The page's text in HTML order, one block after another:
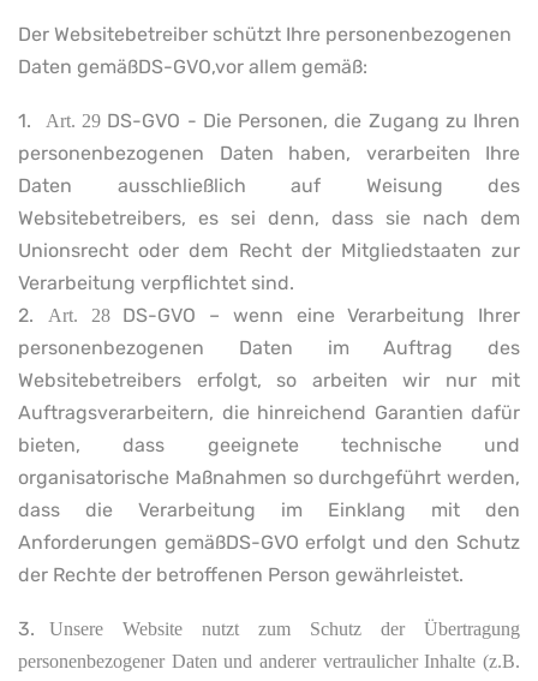
Der Websitebetreiber schützt Ihre personenbezogenen
Daten gemäßDS-GVO,vor allem gemäß:
1. Art. 29 DS-GVO - Die Personen, die Zugang zu Ihren
personenbezogenen Daten haben, verarbeiten Ihre
Daten ausschließlich auf Weisung des
Websitebetreibers, es sei denn, dass sie nach dem
Unionsrecht oder dem Recht der Mitgliedstaaten zur
Verarbeitung verpflichtet sind.
2.
Art. 28 DS-GVO – wenn eine Verarbeitung Ihrer
personenbezogenen Daten im Auftrag des
Websitebetreibers erfolgt, so arbeiten wir nur mit
Auftragsverarbeitern, die hinreichend Garantien dafür
bieten, dass geeignete technische und
organisatorische Maßnahmen so durchgeführt werden,
dass die Verarbeitung im Einklang mit den
Anforderungen gemäßDS-GVO erfolgt und den Schutz
der Rechte der betroffenen Person gewährleistet.
3.
Unsere Website nutzt zum Schutz der Übertragung
personenbezogener Daten und anderer vertraulicher Inhalte (z.B.